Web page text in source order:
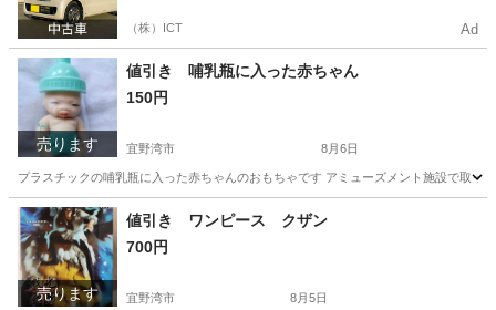
（株）ICT Ad
売ります
値引き 哺乳瓶に入った赤ちゃん
150円
宜野湾市 8月6日
プラスチックの哺乳瓶に入った赤ちゃんのおもちゃです アミューズメント施設で取
沖縄 宜野湾市 おもちゃ 哺乳瓶
売ります
値引き ワンピース クザン
700円
宜野湾市 8月5日